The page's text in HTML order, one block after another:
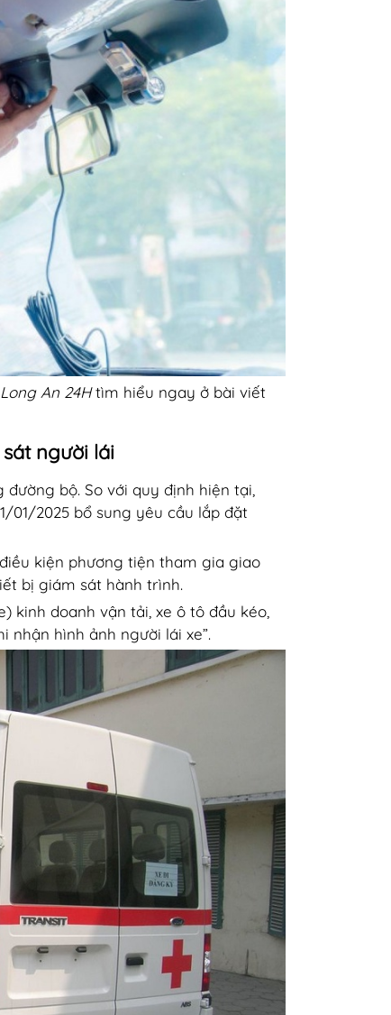
An 24Htìm hiểu ngay ở bài viết
người lái
bộ. So với quy định hiện tại,
01/2025 bổ sung yêu cầu lắp đặt
kiện phương tiện tham gia giao
bị giám sát hành trình.
kinh doanh vận tải, xe ô tô đầu kéo,
hình ảnh người lái xe”.